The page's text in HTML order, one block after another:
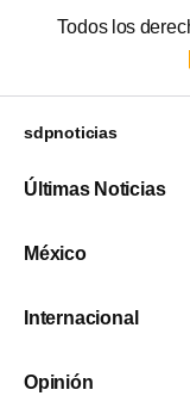
Todos los
sdpnoticias
Últimas Noticias
México
Internacional
Opinión